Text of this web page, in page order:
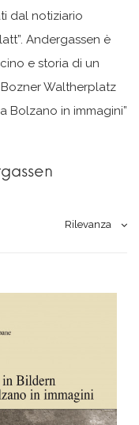
dal notiziario
Andergassen è
e storia di un
Bozner Waltherplatz
Bolzano in immagini”
Rilevanza